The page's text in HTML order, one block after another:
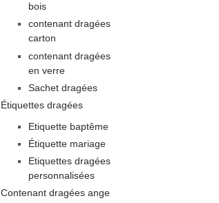
bois
contenant dragées
carton
contenant dragées
en verre
Sachet dragées
Étiquettes dragées
Etiquette baptême
Étiquette mariage
Etiquettes dragées
personnalisées
Contenant dragées ange